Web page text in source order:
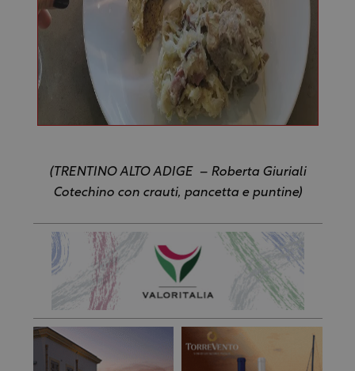
(TRENTINO ALTO ADIGE – Roberta Giuriali
Cotechino con crauti, pancetta e puntine)